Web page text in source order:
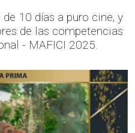
10 días a puro cine, y
de las competencias
- MAFICI 2025.